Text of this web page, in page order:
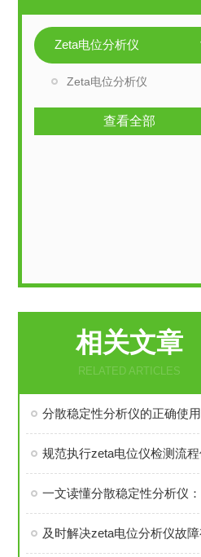
Zeta电位分析仪
Zeta电位分析仪
查看全部
相关文章
RELATED ARTICLES